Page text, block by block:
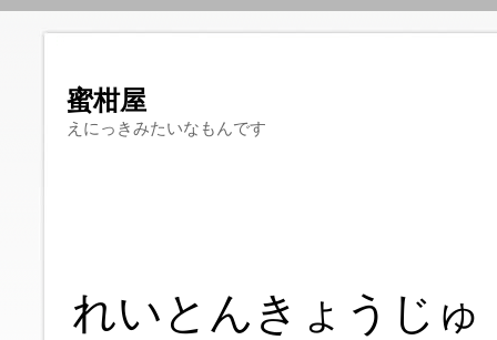
蜜柑屋
えにっきみたいなもんです
れいとんきょうじゅ